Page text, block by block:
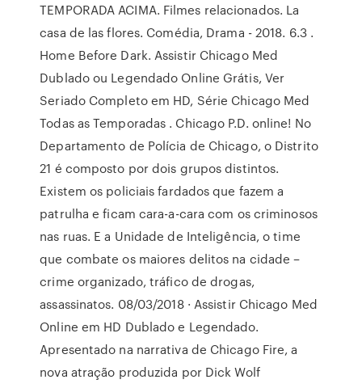
TEMPORADA ACIMA. Filmes relacionados. La
casa de las flores. Comédia, Drama - 2018. 6.3 .
Home Before Dark. Assistir Chicago Med
Dublado ou Legendado Online Grátis, Ver
Seriado Completo em HD, Série Chicago Med
Todas as Temporadas . Chicago P.D. online! No
Departamento de Polícia de Chicago, o Distrito
21 é composto por dois grupos distintos.
Existem os policiais fardados que fazem a
patrulha e ficam cara-a-cara com os criminosos
nas ruas. E a Unidade de Inteligência, o time
que combate os maiores delitos na cidade –
crime organizado, tráfico de drogas,
assassinatos. 08/03/2018 · Assistir Chicago Med
Online em HD Dublado e Legendado.
Apresentado na narrativa de Chicago Fire, a
nova atração produzida por Dick Wolf